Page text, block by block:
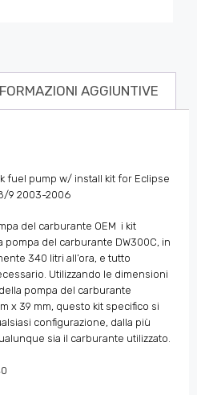
AGGIUNTIVE
fuel pump w/ install kit for Eclipse
9 2003-2006
del carburante OEM i kit
del carburante DW300C, in
340 litri all’ora, e tutto
Utilizzando le dimensioni
pompa del carburante
x 39 mm, questo kit specifico si
configurazione, dalla più
sia il carburante utilizzato.